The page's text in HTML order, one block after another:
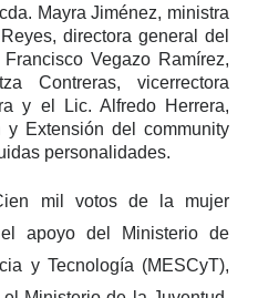
Mayra Jiménez, ministra
directora general del
Vegazo Ramírez,
Contreras, vicerrectora
y el Lic. Alfredo Herrera,
y Extensión del community
personalidades.
mil votos de la mujer
apoyo del Ministerio de
y Tecnología (MESCyT),